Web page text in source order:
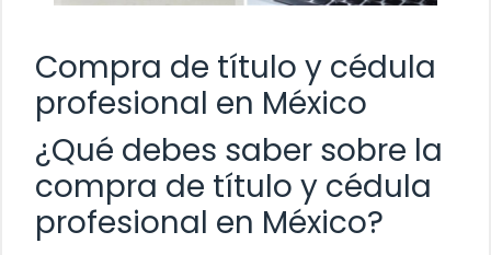
Compra de título y cédula
profesional en México
¿Qué debes saber sobre la
compra de título y cédula
profesional en México?